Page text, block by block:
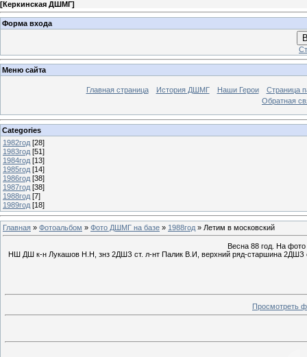
[Керкинская ДШМГ]
Форма входа
Меню сайта
Главная страница История ДШМГ Наши Герои
Страница
Обратная
Categories
1982год [28]
1983год [51]
1984год [13]
1985год [14]
1986год [38]
1987год [38]
1988год [7]
1989год [18]
Главная » Фотоальбом » Фото ДШМГ на базе » 1988год » Летим в московский
Весна 88 год. На
НШ ДШ к-н Лукашов Н.Н, знз 2ДШЗ ст. л-нт Палик В.И, верхний ряд-старшина 2ДШЗ
Просмотреть